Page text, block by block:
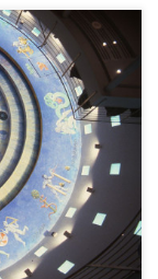
obra del pintor
en la
asociados a